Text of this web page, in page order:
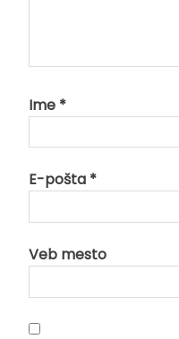
Ime *
E-pošta *
Veb mesto